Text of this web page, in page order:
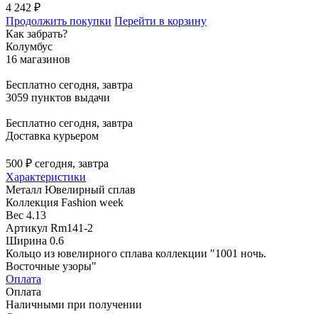
4 242 ₽
Продолжить покупки Перейти в корзину
Как забрать?
Колумбус
16 магазинов
Бесплатно сегодня, завтра
3059 пунктов выдачи
Бесплатно сегодня, завтра
Доставка курьером
500 ₽ сегодня, завтра
Характеристики
Металл Ювелирный сплав
Коллекция Fashion week
Вес 4.13
Артикул Rm141-2
Ширина 0.6
Кольцо из ювелирного сплава коллекции "1001 ночь.
Восточные узоры"
Оплата
Оплата
Наличными при получении